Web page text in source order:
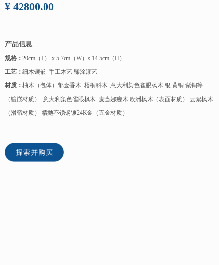
¥ 42800.00
产品信息
规格： 20cm（L） x 5.7cm（W）x 14.5cm（H）
工艺： 细木镶嵌 手工木艺 髹涂漆艺
材质： 柚木（包体）郁金香木 梧桐科木 意大利染色雀眼枫木 银 黄铜 紫铜等
（镶嵌材质） 意大利染色雀眼枫木 麦当娜瘿木 欧洲枫木（表面材质） 云絮枫木
（滑帘材质） 精抛不锈钢镀24K金（五金材质）